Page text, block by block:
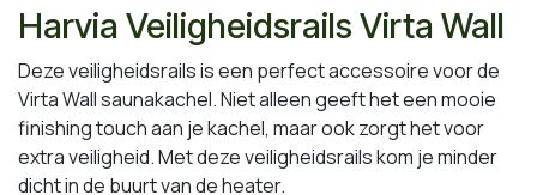
Harvia Veiligheidsrails Virta Wall
Deze veiligheidsrails is een perfect accessoire voor de
Virta Wall saunakachel. Niet alleen geeft het een mooie
finishing touch aan je kachel, maar ook zorgt het voor
extra veiligheid. Met deze veiligheidsrails kom je minder
dicht in de buurt van de heater.